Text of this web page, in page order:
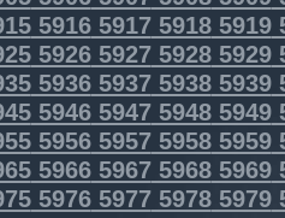
5916591759185919
5926592759285929
5936593759385939
5946594759485949
5956595759585959
5966596759685969
5976597759785979